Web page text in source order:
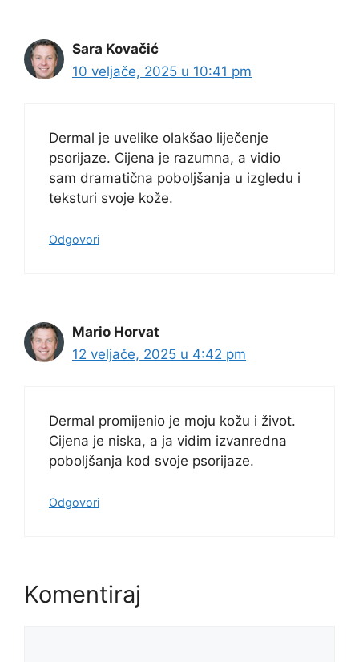
Sara Kovačić
10 veljače, 2025 u 10:41 pm
Dermal je uvelike olakšao liječenje
psorijaze. Cijena je razumna, a vidio
sam dramatična poboljšanja u izgledu i
teksturi svoje kože.
Odgovori
Mario Horvat
12 veljače, 2025 u 4:42 pm
Dermal promijenio je moju kožu i život.
Cijena je niska, a ja vidim izvanredna
poboljšanja kod svoje psorijaze.
Odgovori
Komentiraj